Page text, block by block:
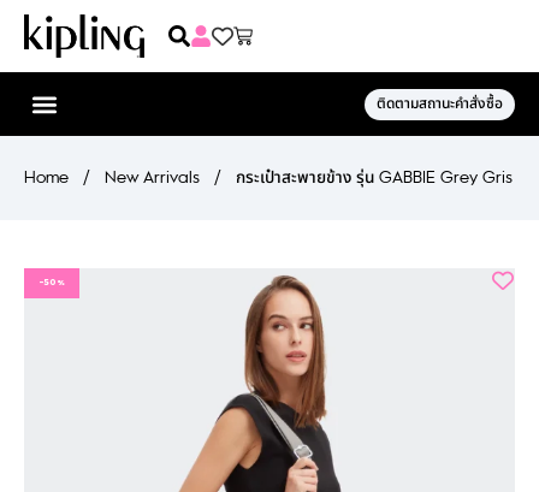
ติดตามสถานะคำสั่งซื้อ
Home / New Arrivals / กระเป๋าสะพายข้าง รุ่น GABBIE Grey Gris
-50%